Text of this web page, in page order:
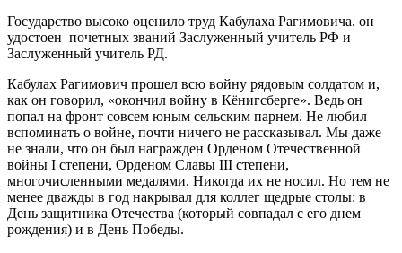
Государство высоко оценило труд Кабулаха Рагимовича. он
удостоен почетных званий Заслуженный учитель РФ и
Заслуженный учитель РД.
Кабулах Рагимович прошел всю войну рядовым солдатом и,
как он говорил, «окончил войну в Кёнигсберге». Ведь он
попал на фронт совсем юным сельским парнем. Не любил
вспоминать о войне, почти ничего не рассказывал. Мы даже
не знали, что он был награжден Орденом Отечественной
войны I степени, Орденом Славы III степени,
многочисленными медалями. Никогда их не носил. Но тем не
менее дважды в год накрывал для коллег щедрые столы: в
День защитника Отечества (который совпадал с его днем
рождения) и в День Победы.